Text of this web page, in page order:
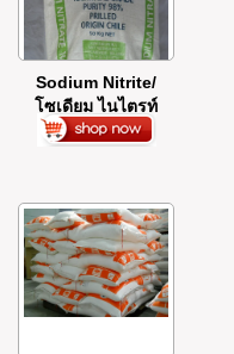
Sodium Nitrite/
โซเดียม ไนไตรท์